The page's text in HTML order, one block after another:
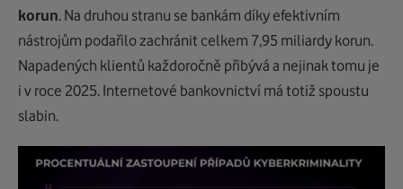
korun. Na druhou stranu se bankám díky efektivním
nástrojům podařilo zachránit celkem 7,95 miliardy korun.
Napadených klientů každoročně přibývá a nejinak tomu je
i v roce 2025. Internetové bankovnictví má totiž spoustu
slabin.